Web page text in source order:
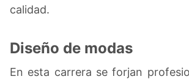
calidad.
Diseño de modas
En esta carrera se forjan